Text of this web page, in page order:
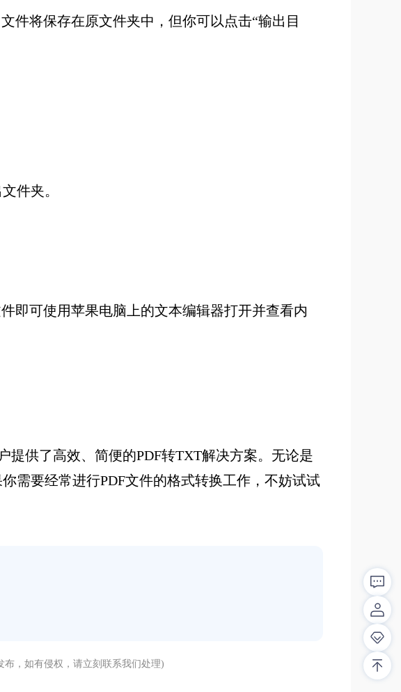
件将保存在原文件夹中，但你可以点击“输出目
件夹。
即可使用苹果电脑上的文本编辑器打开并查看内
提供了高效、简便的PDF转TXT解决方案。无论是
需要经常进行PDF文件的格式转换工作，不妨试试
，如有侵权，请立刻联系我们处理)